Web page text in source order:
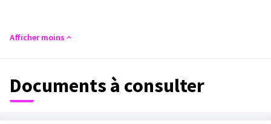
Afficher moins
Documents à consulter